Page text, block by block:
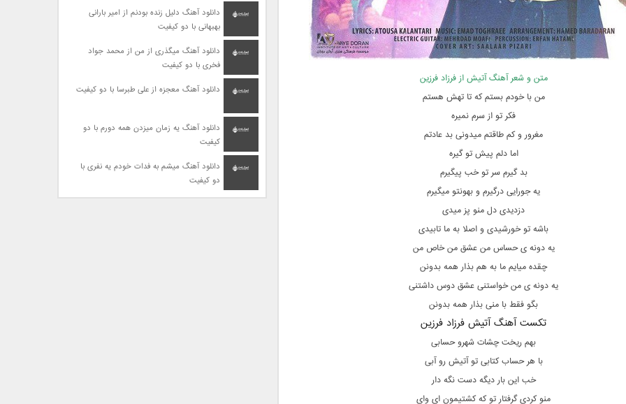
متن و شعر آهنگ آتیش از فرزاد فرزین
من با خودم بستم که تا تهش هستم
فکر تو از سرم نمیره
مغرور و کم طاقتم میدونی بد عادتم
اما دلم پیش تو گیره
بد گیرم سر تو خب پیگیرم
یه جورایی درگیرم و بهونتو میگیرم
دزدیدی دل منو پز میدی
باشه تو خورشیدی و اصلا به ما تابیدی
یه دونه ی حساس من عشق من خاص من
چقده میایم ما به هم بذار همه بدونن
یه دونه ی من خواستنی عشق دوس داشتنی
بگو فقط با منی بذار همه بدونن
تکست آهنگ آتیش فرزاد فرزین
بهم ریخت چشات شهرو حسابی
با هر حساب کتابی تو آتیش رو آبی
خب این بار دیگه دست نگه دار
منو کردی گرفتار تو که کشتیمون ای وای
دانلود آهنگ دلیل زنده بودنم از امیر بارانی
بهبهانی با دو کیفیت
دانلود آهنگ میگذری از من از محمد جواد
فخری با دو کیفیت
دانلود آهنگ معجزه از علی طبرسا با دو کیفیت
دانلود آهنگ یه زمان میزدن همه دورم با دو
کیفیت
دانلود آهنگ میشم به فدات خودم یه نفری با
دو کیفیت